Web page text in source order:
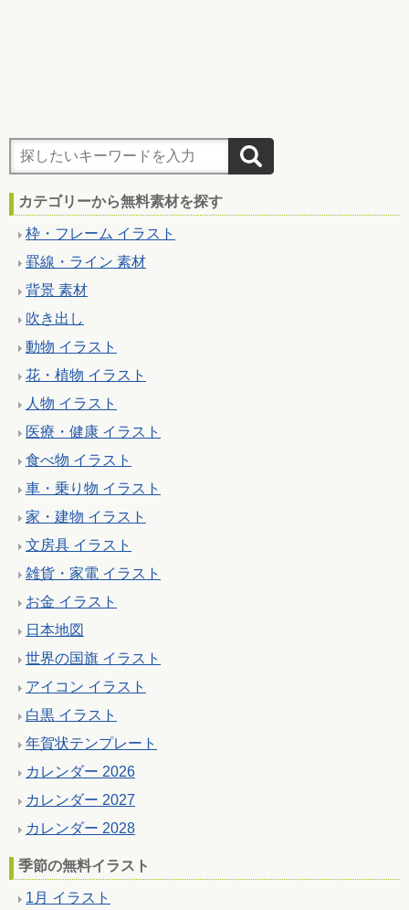
カテゴリーから無料素材を探す
枠・フレーム イラスト
罫線・ライン 素材
背景 素材
吹き出し
動物 イラスト
花・植物 イラスト
人物 イラスト
医療・健康 イラスト
食べ物 イラスト
車・乗り物 イラスト
家・建物 イラスト
文房具 イラスト
雑貨・家電 イラスト
お金 イラスト
日本地図
世界の国旗 イラスト
アイコン イラスト
白黒 イラスト
年賀状テンプレート
カレンダー 2026
カレンダー 2027
カレンダー 2028
季節の無料イラスト
1月 イラスト